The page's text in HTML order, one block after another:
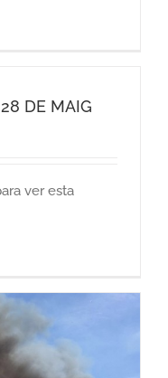
DE MAIG
ver esta